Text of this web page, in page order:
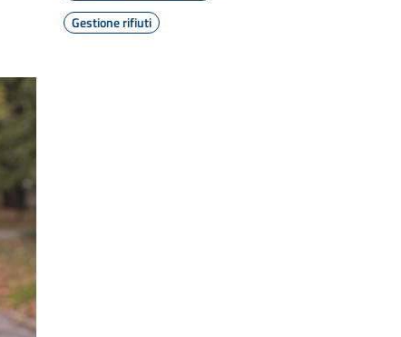
Gestione rifiuti